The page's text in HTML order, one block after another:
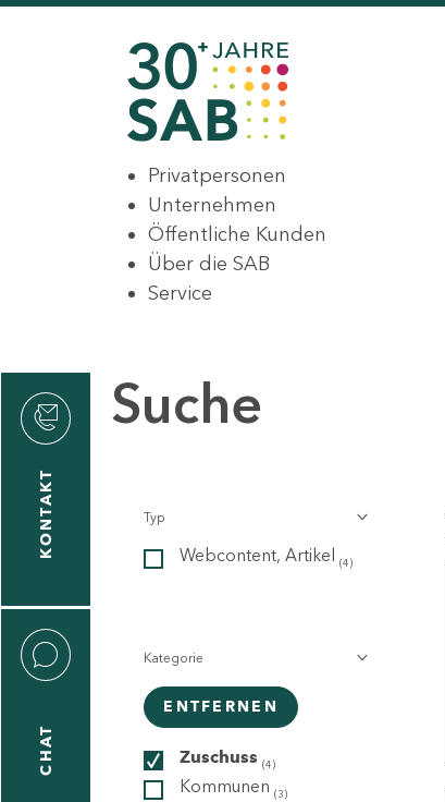
Privatpersonen
Unternehmen
Öffentliche Kunden
Über die SAB
Service
KONTAKT
CHAT
Suche
Typ
Webcontent, Artikel (4)
Kategorie
ENTFERNEN
Zuschuss (4)
Kommunen (3)